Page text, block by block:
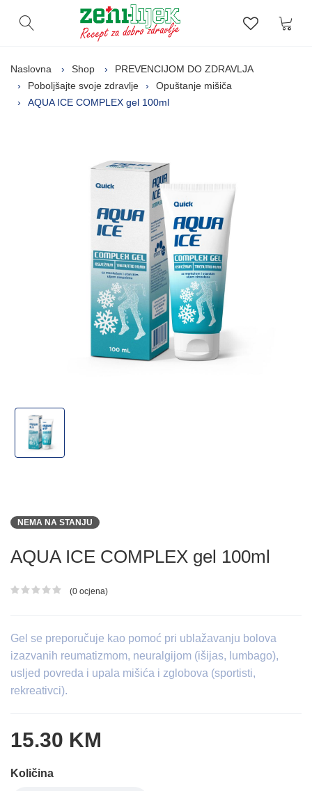
Otvori pretragu Lista
Naslovna Shop
PREVENCIJOM DO ZDRAVLJA
Poboljšajte svoje zdravlje
Opuštanje mišiča
AQUA ICE COMPLEX gel 100ml
NEMA NA STANJU
AQUA ICE COMPLEX gel 100ml
Ocjena proizvoda
(0 ocjena)
Gel se preporučuje kao pomoć pri ublažavanju bolova
izazvanih reumatizmom, neuralgijom (išijas, lumbago),
usljed povreda i upala mišića i zglobova (sportisti,
rekreativci).
15.30 KM
Količina